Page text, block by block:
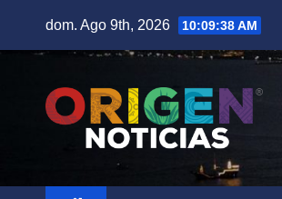
dom. Ago 9th, 2026 10:09:39 AM